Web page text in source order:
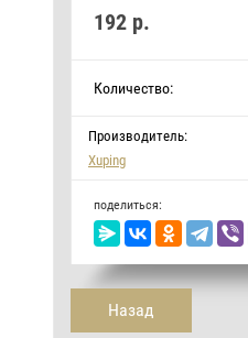
192 р.
Количество:
Производитель:
Xuping
поделиться:
Назад